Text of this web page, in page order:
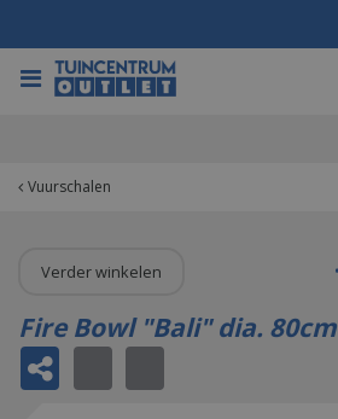
Vuurschalen
Verder winkelen
Fire Bowl "Bali" dia. 80cm